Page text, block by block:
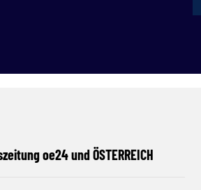
oe24 und ÖSTERREICH